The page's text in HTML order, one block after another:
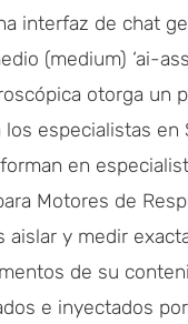
interfaz de chat
(medium) ‘ai-
otorga un
especialistas en
en
Motores de
aislar y medir
de su
e inyectados